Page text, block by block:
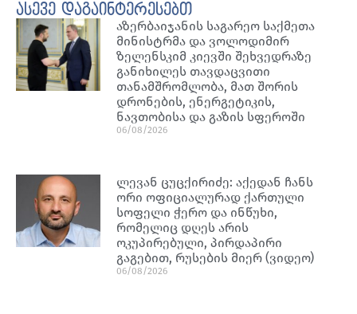
ასევე დაგაინტერესებთ
აზერბაიჯანის საგარეო საქმეთა
მინისტრმა და ვოლოდიმირ
ზელენსკიმ კიევში შეხვედრაზე
განიხილეს თავდაცვითი
თანამშრომლობა, მათ შორის
დრონების, ენერგეტიკის,
ნავთობისა და გაზის სფეროში
06/08/2026
ლევან ცუცქირიძე: აქედან ჩანს
ორი ოფიციალურად ქართული
სოფელი ჭერო და ინწუხი,
რომელიც დღეს არის
ოკუპირებული, პირდაპირი
გაგებით, რუსების მიერ (ვიდეო)
06/08/2026